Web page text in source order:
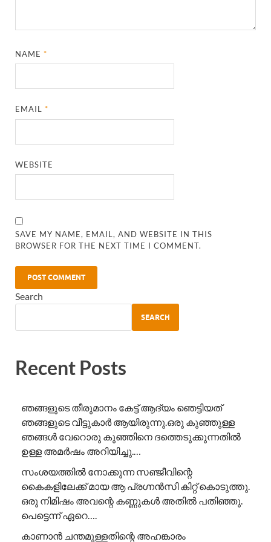
NAME*
EMAIL*
WEBSITE
SAVE MY NAME, EMAIL, AND WEBSITE IN THIS
BROWSER FOR THE NEXT TIME I COMMENT.
Search
SEARCH
Recent Posts
ഞങ്ങളുടെ തീരുമാനം കേട്ട് ആദ്യം ഞെട്ടിയത്
ഞങ്ങളുടെ വീട്ടുകാർ ആയിരുന്നു.ഒരു കുഞ്ഞുള്ള
ഞങ്ങൾ വേറൊരു കുഞ്ഞിനെ ദത്തെടുക്കുന്നതിൽ
ഉള്ള അമർഷം അറിയിച്ചു.…
സംശയത്തിൽ നോക്കുന്ന സഞ്ജീവിന്റെ
കൈകളിലേക്ക് മായ ആ പ്രഗ്നൻസി കിറ്റ് കൊടുത്തു.
ഒരു നിമിഷം അവന്റെ കണ്ണുകൾ അതിൽ പതിഞ്ഞു.
പെട്ടെന്ന് ഏറെ….
കാണാൻ ചന്തമുള്ളതിന്റെ അഹങ്കാരം